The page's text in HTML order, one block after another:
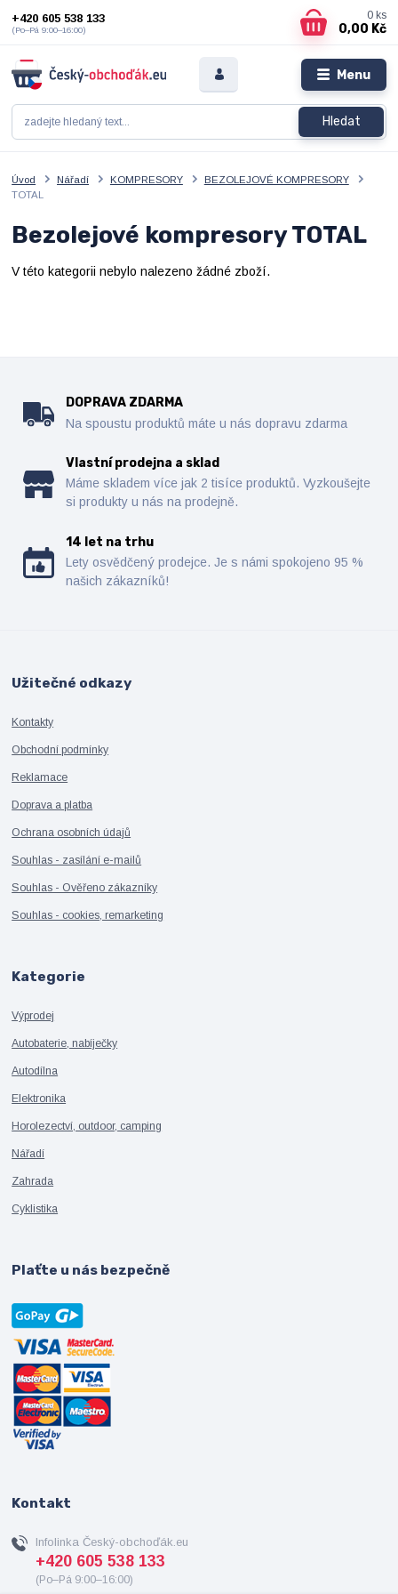
Menu
Hledat
+420 605 538 133
(Po–Pá 9:00–16:00)
0 ks
0,00 Kč
Úvod Nářadí KOMPRESORY
BEZOLEJOVÉ KOMPRESORY
TOTAL
Bezolejové kompresory TOTAL
V této kategorii nebylo nalezeno žádné zboží.
DOPRAVA ZDARMA
Na spoustu produktů máte u nás dopravu zdarma
Vlastní prodejna a sklad
Máme skladem více jak 2 tisíce produktů. Vyzkoušejte
si produkty u nás na prodejně.
14 let na trhu
Lety osvědčený prodejce. Je s námi spokojeno 95 %
našich zákazníků!
Užitečné odkazy
Kontakty
Obchodní podmínky
Reklamace
Doprava a platba
Ochrana osobních údajů
Souhlas - zasílání e-mailů
Souhlas - Ověřeno zákazníky
Souhlas - cookies, remarketing
Kategorie
Výprodej
Autobaterie, nabíječky
Autodílna
Elektronika
Horolezectví, outdoor, camping
Nářadí
Zahrada
Cyklistika
Plaťte u nás bezpečně
Kontakt
Infolinka Český-obchoďák.eu
+420 605 538 133
(Po–Pá 9:00–16:00)